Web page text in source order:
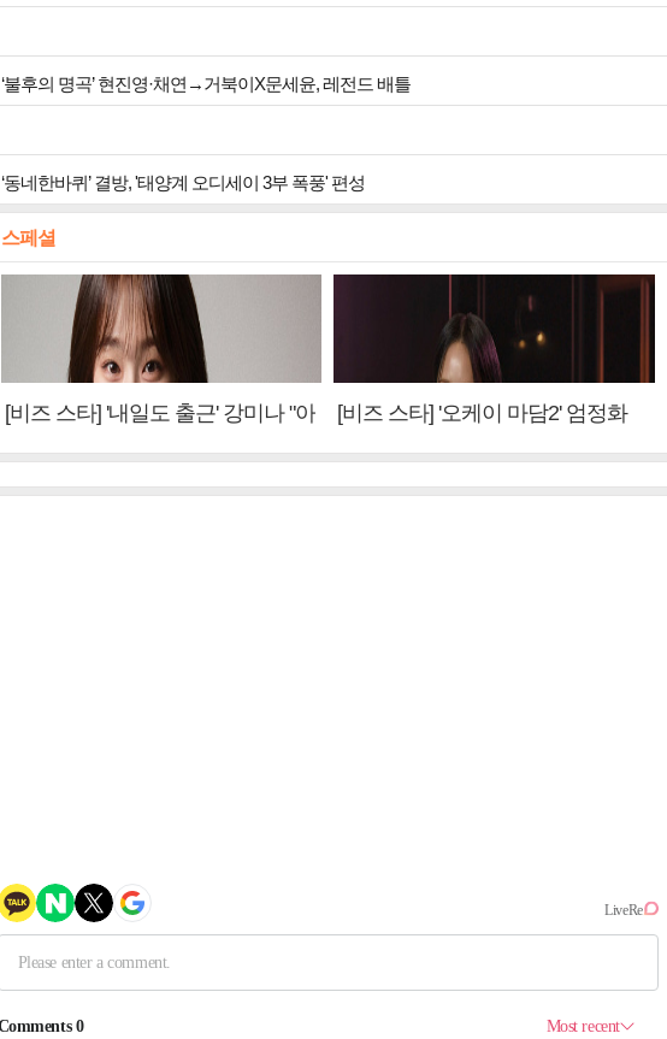
‘불후의 명곡’ 현진영·채연→거북이X문세윤, 레전드 배틀
‘동네한바퀴’ 결방, '태양계 오디세이 3부 폭풍' 편성
스페셜
[비즈 스타] '내일도 출근' 강미나 "아
[비즈 스타] '오케이 마담2' 엄정화